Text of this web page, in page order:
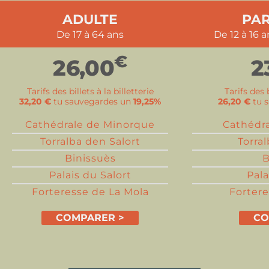
ADULTE
De 17 à 64 ans
26,00€
Tarifs des billets à la billetterie
32,20 € tu sauvegardes un 19,25%
Cathédrale de Minorque
Torralba den Salort
Binissuès
Palais du Salort
Forteresse de La Mola
COMPARER >
De 12 à 16
Tarifs des
26,20 €tu